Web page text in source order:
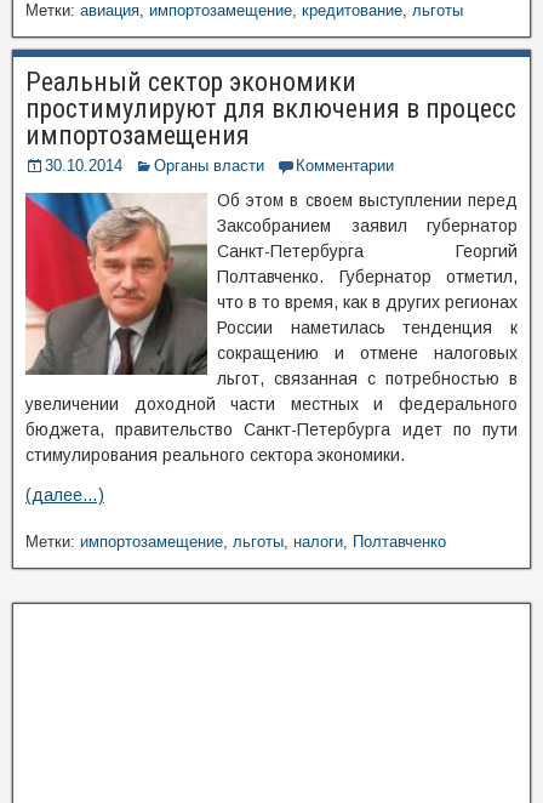
Метки: авиация, импортозамещение, кредитование, льготы
Реальный сектор экономики
простимулируют для включения в процесс
импортозамещения
30.10.2014 Органы власти Комментарии
Об этом в своем выступлении перед
Заксобранием заявил губернатор
Санкт-Петербурга Георгий
Полтавченко. Губернатор отметил,
что в то время, как в других регионах
России наметилась тенденция к
сокращению и отмене налоговых
льгот, связанная с потребностью в
увеличении доходной части местных и федерального
бюджета, правительство Санкт-Петербурга идет по пути
стимулирования реального сектора экономики.
(далее…)
Метки: импортозамещение, льготы, налоги, Полтавченко